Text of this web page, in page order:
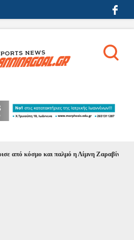
κόσμο και παλμό η Λίμνη Ζαραβίνα –